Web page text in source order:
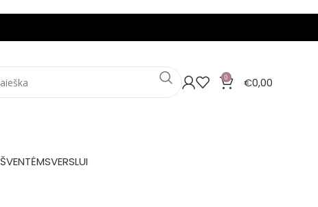
0 €0,00
ŠVENTĖMSVERSLUI